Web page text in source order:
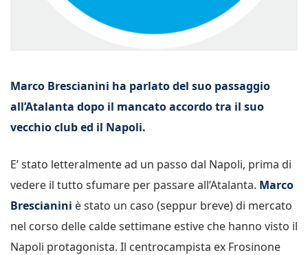
Marco Brescianini ha parlato del suo passaggio
all’Atalanta dopo il mancato accordo tra il suo
vecchio club ed il Napoli.
E’ stato letteralmente ad un passo dal Napoli, prima di
vedere il tutto sfumare per passare all’Atalanta. Marco
Brescianini è stato un caso (seppur breve) di mercato
nel corso delle calde settimane estive che hanno visto il
Napoli protagonista. Il centrocampista ex Frosinone